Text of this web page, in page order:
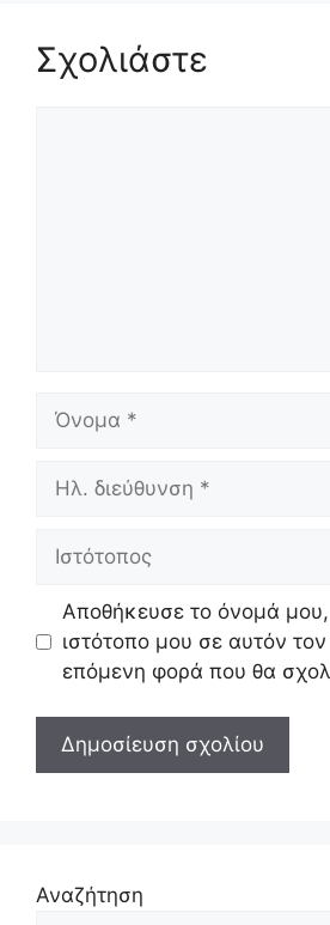
Σχολιάστε
διεύθυνση
Αποθήκευσε το όνομά
ιστότοπο μου σε αυτόν
επόμενη φορά που θα
Αναζήτηση